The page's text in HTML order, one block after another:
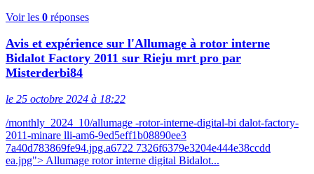
Voir les 0 réponses
Avis et expérience sur l'Allumage à rotor interne
Bidalot Factory 2011 sur Rieju mrt pro par
Misterderbi84
le 25 octobre 2024 à 18:22
/monthly_2024_10/allumage -rotor-interne-digital-bi dalot-factory-
2011-minare lli-am6-9ed5eff1b08890ee3
7a40d783869fe94.jpg.a6722 7326f6379e3204e444e38ccdd
ea.jpg"> Allumage rotor interne digital Bidalot...